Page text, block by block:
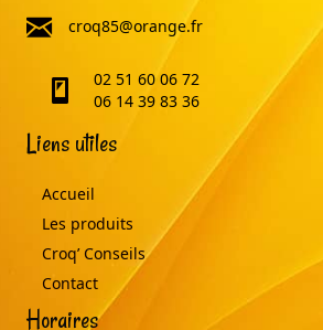
email
croq85@orange.fr
telephone02 51 60 06 72
06 14 39 83 36
Liens utiles
Accueil
Les produits
Croq’ Conseils
Contact
Horaires